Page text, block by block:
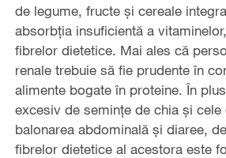
de legume, fructe și cereale
absorbția insuficientă a
fibrelor dietetice. Mai ales că
renale trebuie să fie prudente în
alimente bogate în proteine. În
excesiv de semințe de chia și cele
balonarea abdominală și diaree,
fibrelor dietetice al acestora este